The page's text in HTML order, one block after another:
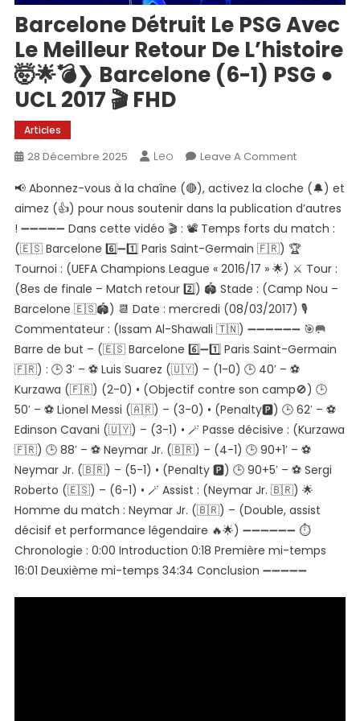
Barcelone Détruit Le PSG Avec
Le Meilleur Retour De L’histoire
🤯🌟💣❯ Barcelone (6-1) PSG ●
UCL 2017 🎬 FHD
Articles
28 Décembre 2025 Leo Leave A CommentOn
Détruit
Le
PSG
Avec
Le
Meilleur
Retour
De
L’histoire
🌟
💣❯
Barcelone
(6-
1)
PSG
●
UCL
2017
🎬
📢 Abonnez-vous à la chaîne (🔴), activez la cloche (🔔) et
aimez (👍) pour nous soutenir dans la publication d’autres
! ➖➖➖➖➖ Dans cette vidéo 🎬 : 📽️ Temps forts du match :
(🇪🇸 Barcelone 6️⃣➖1️⃣ Paris Saint-Germain 🇫🇷) 🏆
Tournoi : (UEFA Champions League « 2016/17 » 🌟) ⚔️ Tour :
(8es de finale – Match retour 2️⃣) 🏟️ Stade : (Camp Nou –
Barcelone 🇪🇸🏟️) 📆 Date : mercredi (08/03/2017) 🎙️
Commentateur : (Issam Al-Shawali 🇹🇳) ➖➖➖➖➖➖ 🎯🥅
Barre de but – (🇪🇸 Barcelone 6️⃣➖1️⃣ Paris Saint-Germain
🇫🇷) : 🕒 3′ – ⚽️ Luis Suarez (🇺🇾) – (1-0) 🕒 40′ – ⚽️
Kurzawa (🇫🇷) (2-0) • (Objectif contre son camp🚫) 🕒
50′ – ⚽️ Lionel Messi (🇦🇷) – (3-0) • (Penalty🅿️) 🕒 62′ – ⚽️
Edinson Cavani (🇺🇾) – (3-1) • 🪄 Passe décisive : (Kurzawa
🇫🇷) 🕒 88′ – ⚽️ Neymar Jr. (🇧🇷) – (4-1) 🕒 90+1′ – ⚽️
Neymar Jr. (🇧🇷) – (5-1) • (Penalty 🅿️) 🕒 90+5′ – ⚽️ Sergi
Roberto (🇪🇸) – (6-1) • 🪄 Assist : (Neymar Jr. 🇧🇷) 🌟
Homme du match : Neymar Jr. (🇧🇷) – (Double, assist
décisif et performance légendaire 🔥🌟) ➖➖➖➖➖➖ ⏱️
Chronologie : 0:00 Introduction 0:18 Première mi-temps
16:01 Deuxième mi-temps 34:34 Conclusion ➖➖➖➖➖